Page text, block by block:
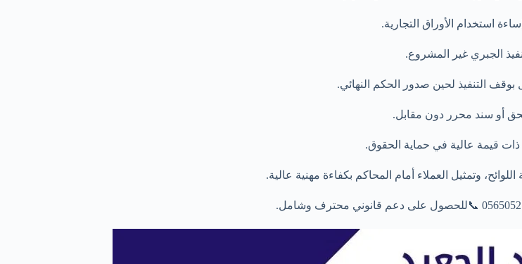
استخدام الأوراق التجارية.
الجبري غير المشروع.
التنفيذ لحين صدور الحكم النهائي.
أو سند محرر دون مقابل.
ذات قيمة عالية في حماية الحقوق.
وتمثيل العملاء أمام المحاكم بكفاءة مهنية عالية.